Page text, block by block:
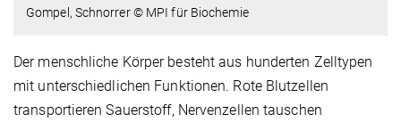
Gompel, Schnorrer © MPI für Biochemie
Der menschliche Körper besteht aus hunderten Zelltypen
mit unterschiedlichen Funktionen. Rote Blutzellen
transportieren Sauerstoff, Nervenzellen tauschen